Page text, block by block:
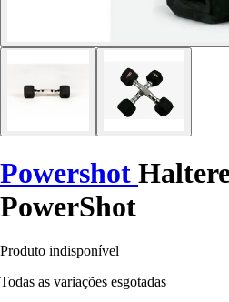
Powershot
PowerShot
Produto indisponível
Todas as variações esgotadas